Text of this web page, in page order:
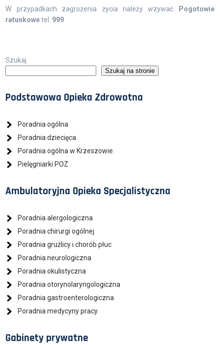
W przypadkach zagrożenia życia należy wzywać
Pogotowie
ratunkowetel. 999
Szukaj
Szukaj na stronie
Podstawowa Opieka Zdrowotna
Poradnia ogólna
Poradnia dziecięca
Poradnia ogólna w Krzeszowie
Pielęgniarki POZ
Ambulatoryjna Opieka Specjalistyczna
Poradnia alergologiczna
Poradnia chirurgi ogólnej
Poradnia gruźlicy i chorób płuc
Poradnia neurologiczna
Poradnia okulistyczna
Poradnia otorynolaryngologiczna
Poradnia gastroenterologiczna
Poradnia medycyny pracy
Gabinety prywatne